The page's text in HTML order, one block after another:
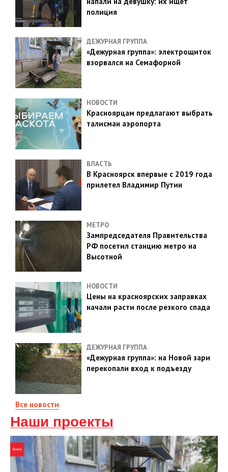
полиция
ДЕЖУРНАЯ ГРУППА
«Дежурная группа»: электрощиток
взорвался на Семафорной
НОВОСТИ
Красноярцам предлагают выбрать
талисман аэропорта
ВЛАСТЬ
В Красноярск впервые с 2019 года
прилетел Владимир Путин
МЕТРО
Зампредседателя Правительства
РФ посетил станцию метро на
Высотной
НОВОСТИ
Цены на красноярских заправках
начали расти после резкого спада
ДЕЖУРНАЯ ГРУППА
«Дежурная группа»: на Новой зари
перекопали вход к подъезду
Все новости
Наши проекты